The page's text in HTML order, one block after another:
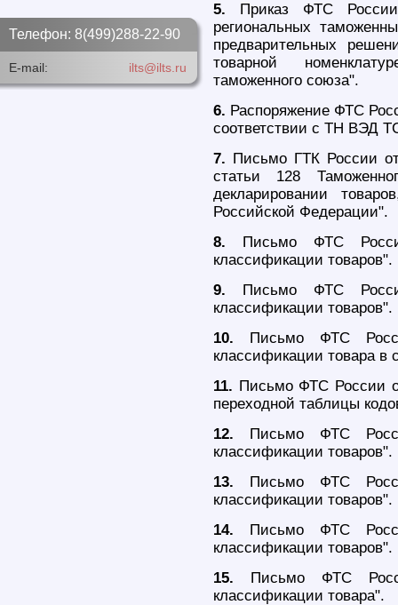
5. Приказ ФТС
региональных
предварительных
товарной
таможенного союза".
6. Распоряжение ФТС
соответствии с ТН ВЭД
7. Письмо ГТК России
статьи 128
декларировании
Российской Федерации".
8. Письмо ФТС
классификации товаров".
9. Письмо ФТС
классификации товаров".
10. Письмо ФТС
классификации товара в
11. Письмо ФТС России
переходной таблицы
12. Письмо ФТС
классификации товаров".
13. Письмо ФТС
классификации товаров".
14. Письмо ФТС
классификации товаров".
15. Письмо ФТС
классификации товара".
Телефон: 8(499)288-22-90
E-mail: ilts@ilts.ru